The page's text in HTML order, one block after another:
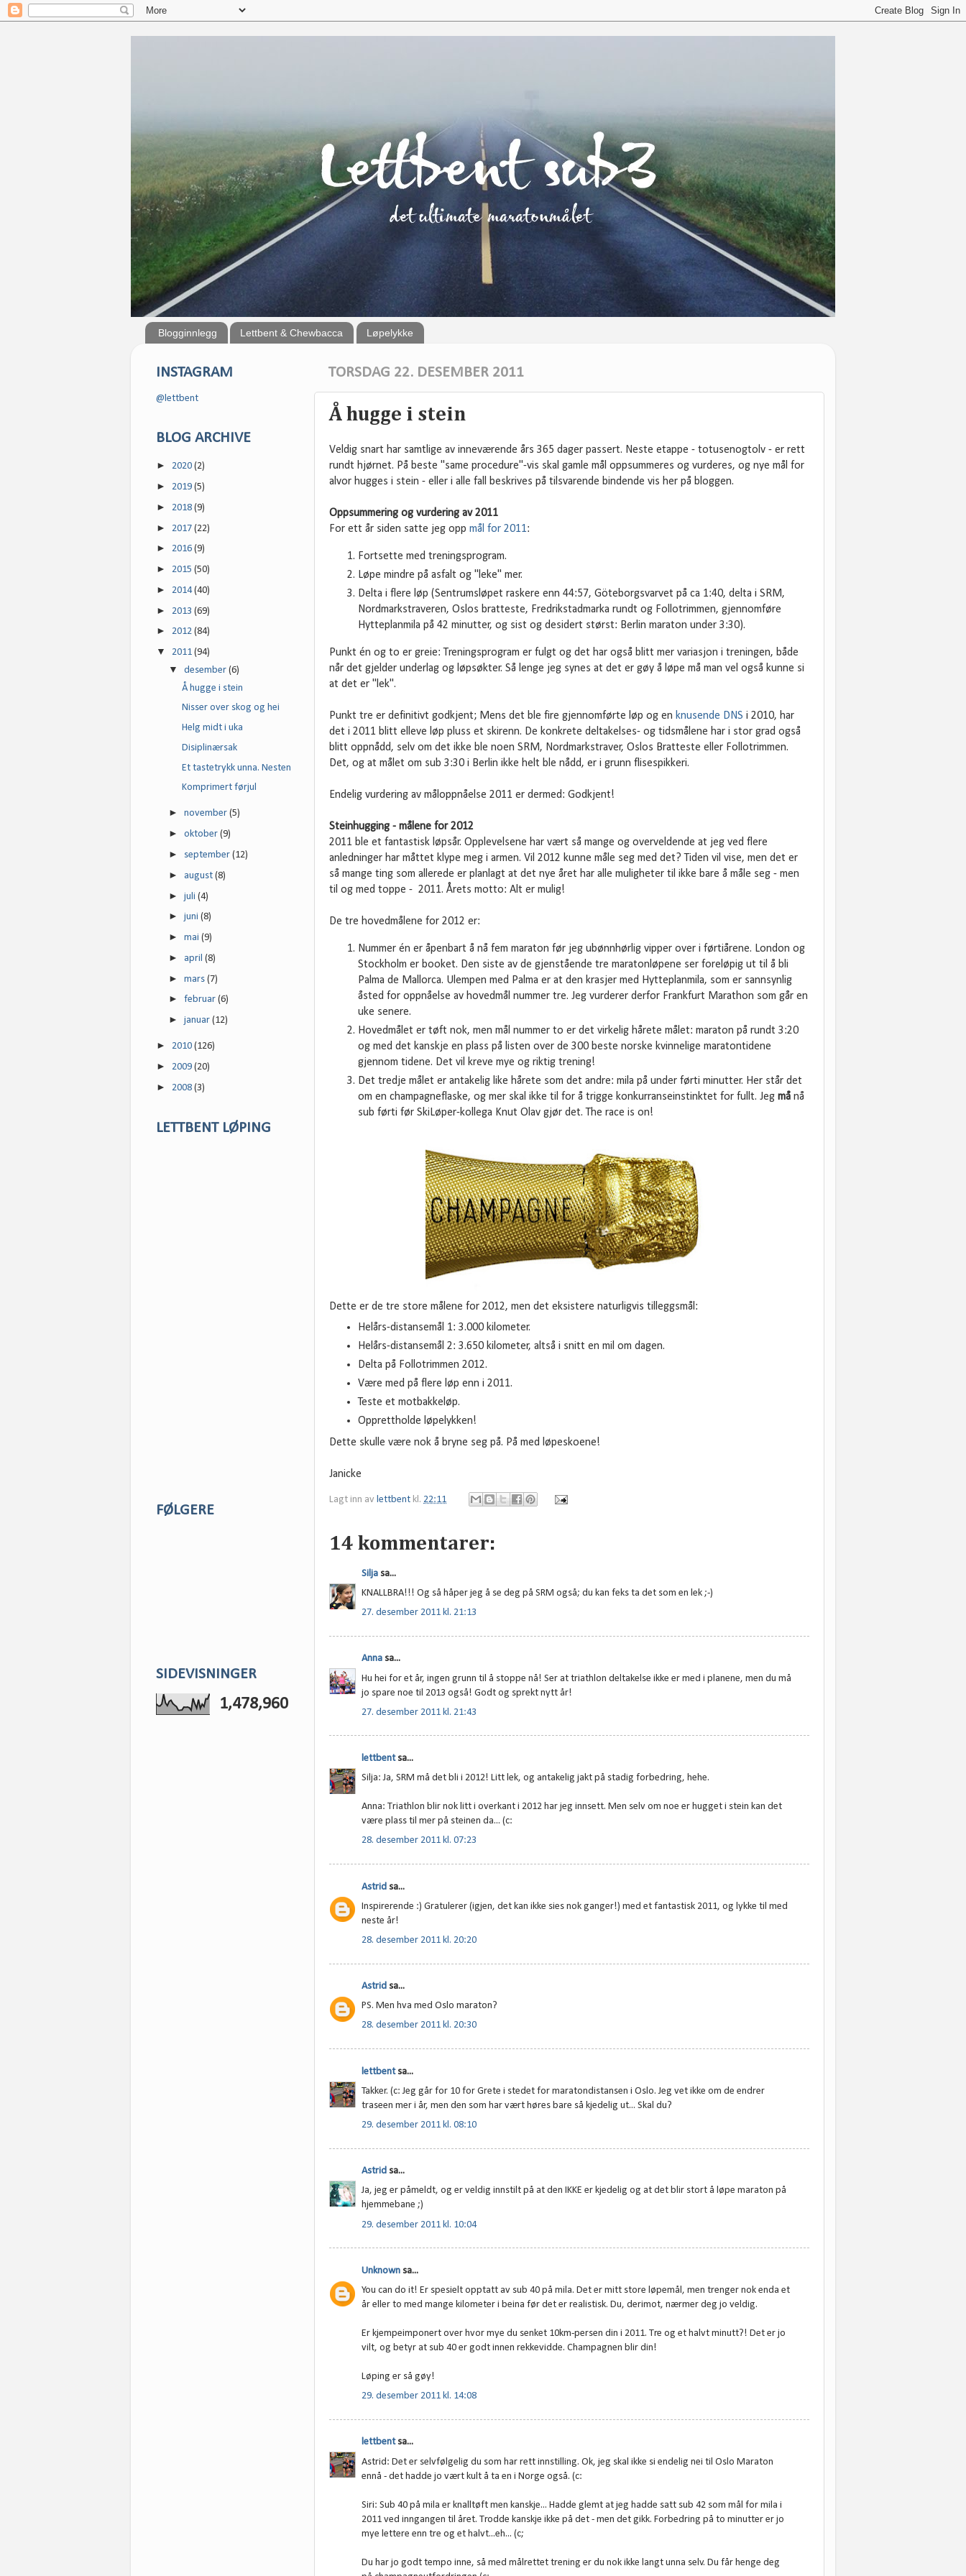
Blogginnlegg Lettbent & Chewbacca Løpelykke
TORSDAG 22. DESEMBER 2011
Å hugge i stein
Veldig snart har samtlige av inneværende års 365 dager passert. Neste etappe - totusenogtolv - er rett
rundt hjørnet. På beste "same procedure"-vis skal gamle mål oppsummeres og vurderes, og nye mål for
alvor hugges i stein - eller i alle fall beskrives på tilsvarende bindende vis her på bloggen.
Oppsummering og vurdering av 2011
For ett år siden satte jeg opp mål for 2011:
Fortsette med treningsprogram.
Løpe mindre på asfalt og "leke" mer.
Delta i flere løp (Sentrumsløpet raskere enn 44:57, Göteborgsvarvet på ca 1:40, delta i SRM,
Nordmarkstraveren, Oslos bratteste, Fredrikstadmarka rundt og Follotrimmen, gjennomføre
Hytteplanmila på 42 minutter, og sist og desidert størst: Berlin maraton under 3:30).
Punkt én og to er greie: Treningsprogram er fulgt og det har også blitt mer variasjon i treningen, både
når det gjelder underlag og løpsøkter. Så lenge jeg synes at det er gøy å løpe må man vel også kunne si
at det er "lek".
Punkt tre er definitivt godkjent; Mens det ble fire gjennomførte løp og en knusende DNS i 2010, har
det i 2011 blitt elleve løp pluss et skirenn. De konkrete deltakelses- og tidsmålene har i stor grad også
blitt oppnådd, selv om det ikke ble noen SRM, Nordmarkstraver, Oslos Bratteste eller Follotrimmen.
Det, og at målet om sub 3:30 i Berlin ikke helt ble nådd, er i grunn flisespikkeri.
Endelig vurdering av måloppnåelse 2011 er dermed: Godkjent!
Steinhugging - målene for 2012
2011 ble et fantastisk løpsår. Opplevelsene har vært så mange og overveldende at jeg ved flere
anledninger har måttet klype meg i armen. Vil 2012 kunne måle seg med det? Tiden vil vise, men det er
så mange ting som allerede er planlagt at det nye året har alle muligheter til ikke bare å måle seg - men
til og med toppe - 2011. Årets motto: Alt er mulig!
De tre hovedmålene for 2012 er:
Nummer én er åpenbart å nå fem maraton før jeg ubønnhørlig vipper over i førtiårene. London og
Stockholm er booket. Den siste av de gjenstående tre maratonløpene ser foreløpig ut til å bli
Palma de Mallorca. Ulempen med Palma er at den krasjer med Hytteplanmila, som er sannsynlig
åsted for oppnåelse av hovedmål nummer tre. Jeg vurderer derfor Frankfurt Marathon som går en
uke senere.
Hovedmålet er tøft nok, men mål nummer to er det virkelig hårete målet: maraton på rundt 3:20
og med det kanskje en plass på listen over de 300 beste norske kvinnelige maratontidene
gjennom tidene. Det vil kreve mye og riktig trening!
Det tredje målet er antakelig like hårete som det andre: mila på under førti minutter. Her står det
om en champagneflaske, og mer skal ikke til for å trigge konkurranseinstinktet for fullt. Jeg må nå
sub førti før SkiLøper-kollega Knut Olav gjør det. The race is on!
Dette er de tre store målene for 2012, men det eksistere naturligvis tilleggsmål:
Helårs-distansemål 1: 3.000 kilometer.
Helårs-distansemål 2: 3.650 kilometer, altså i snitt en mil om dagen.
Delta på Follotrimmen 2012.
Være med på flere løp enn i 2011.
Teste et motbakkeløp.
Opprettholde løpelykken!
Dette skulle være nok å bryne seg på. På med løpeskoene!
Janicke
Lagt inn av lettbent kl. 22:11
14 kommentarer:
Silja sa...
KNALLBRA!!! Og så håper jeg å se deg på SRM også; du kan feks ta det som en lek ;-)
27. desember 2011 kl. 21:13
Anna sa...
Hu hei for et år, ingen grunn til å stoppe nå! Ser at triathlon deltakelse ikke er med i planene, men du må
jo spare noe til 2013 også! Godt og sprekt nytt år!
27. desember 2011 kl. 21:43
lettbentsa...
Silja: Ja, SRM må det bli i 2012! Litt lek, og antakelig jakt på stadig forbedring, hehe.
Anna: Triathlon blir nok litt i overkant i 2012 har jeg innsett. Men selv om noe er hugget i stein kan det
være plass til mer på steinen da... (c:
28. desember 2011 kl. 07:23
Astrid sa...
Inspirerende :) Gratulerer (igjen, det kan ikke sies nok ganger!) med et fantastisk 2011, og lykke til med
neste år!
28. desember 2011 kl. 20:20
Astrid sa...
PS. Men hva med Oslo maraton?
28. desember 2011 kl. 20:30
lettbentsa...
Takker. (c: Jeg går for 10 for Grete i stedet for maratondistansen i Oslo. Jeg vet ikke om de endrer
traseen mer i år, men den som har vært høres bare så kjedelig ut... Skal du?
29. desember 2011 kl. 08:10
Astrid sa...
Ja, jeg er påmeldt, og er veldig innstilt på at den IKKE er kjedelig og at det blir stort å løpe maraton på
hjemmebane ;)
29. desember 2011 kl. 10:04
Unknown sa...
You can do it! Er spesielt opptatt av sub 40 på mila. Det er mitt store løpemål, men trenger nok enda et
år eller to med mange kilometer i beina før det er realistisk. Du, derimot, nærmer deg jo veldig.
Er kjempeimponert over hvor mye du senket 10km-persen din i 2011. Tre og et halvt minutt?! Det er jo
vilt, og betyr at sub 40 er godt innen rekkevidde. Champagnen blir din!
Løping er så gøy!
29. desember 2011 kl. 14:08
lettbentsa...
Astrid: Det er selvfølgelig du som har rett innstilling. Ok, jeg skal ikke si endelig nei til Oslo Maraton
ennå - det hadde jo vært kult å ta en i Norge også. (c:
Siri: Sub 40 på mila er knalltøft men kanskje... Hadde glemt at jeg hadde satt sub 42 som mål for mila i
2011 ved inngangen til året. Trodde kanskje ikke på det - men det gikk. Forbedring på to minutter er jo
mye lettere enn tre og et halvt...eh... (c;
Du har jo godt tempo inne, så med målrettet trening er du nok ikke langt unna selv. Du får henge deg
INSTAGRAM
@lettbent
BLOG ARCHIVE
► 2020 (2)
► 2019 (5)
► 2018 (9)
► 2017 (22)
► 2016 (9)
► 2015 (50)
► 2014(40)
► 2013 (69)
► 2012 (84)
▼ 2011 (94)
▼desember(6)
Å hugge i stein
Nisser over skog og hei
Helg midt i uka
Disiplinærsak
Et tastetrykk unna. Nesten
Komprimert førjul
►november(5)
►oktober(9)
► september(12)
►august(8)
►juli(4)
►juni(8)
►mai(9)
►april(8)
►mars(7)
►februar(6)
►januar(12)
► 2010 (126)
► 2009 (20)
► 2008 (3)
LETTBENT LØPING
FØLGERE
SIDEVISNINGER
1,478,960